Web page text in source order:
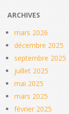
ARCHIVES
mars 2026
décembre 2025
septembre 2025
juillet 2025
mai 2025
mars 2025
février 2025